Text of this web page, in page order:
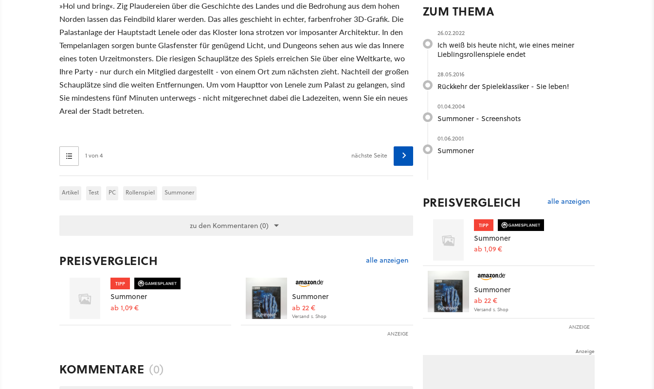
»Hol und bring«. Zig Plaudereien über die Geschichte des Landes und die Bedrohung aus dem hohen
Norden lassen das Feindbild klarer werden. Das alles geschieht in echter, farbenfroher 3D-Grafik. Die
Palastanlage der Hauptstadt Lenele oder das Kloster Iona strotzen vor imposanter Architektur. In den
Tempelanlagen sorgen bunte Glasfenster für genügend Licht, und Dungeons sehen aus wie das Innere
eines toten Urzeitmonsters. Die riesigen Schauplätze des Spiels erreichen Sie über eine Weltkarte, wo
Ihre Party - nur durch ein Mitglied dargestellt - von einem Ort zum nächsten zieht. Nachteil der großen
Schauplätze sind die weiten Entfernungen. Um vom Haupttor von Lenele zum Palast zu gelangen, sind
Sie mindestens fünf Minuten unterwegs - nicht mitgerechnet dabei die Ladezeiten, wenn Sie ein neues
Areal der Stadt betreten.
1 von 4 nächste Seite
Artikel Test PC Rollenspiel Summoner
zu den Kommentaren (0)
PREISVERGLEICH alle anzeigen
TIPP
Summoner
ab 1,09 €
Summoner
ab 22 €
Versand s. Shop
ANZEIGE
KOMMENTARE (0)
ZUM THEMA
26.02.2022
Ich weiß bis heute nicht, wie eines meiner
Lieblingsrollenspiele endet
28.05.2016
Rückkehr der Spieleklassiker - Sie leben!
01.04.2004
Summoner - Screenshots
01.06.2001
Summoner
PREISVERGLEICH alle anzeigen
TIPP
Summoner
ab 1,09 €
Summoner
ab 22 €
Versand s. Shop
ANZEIGE